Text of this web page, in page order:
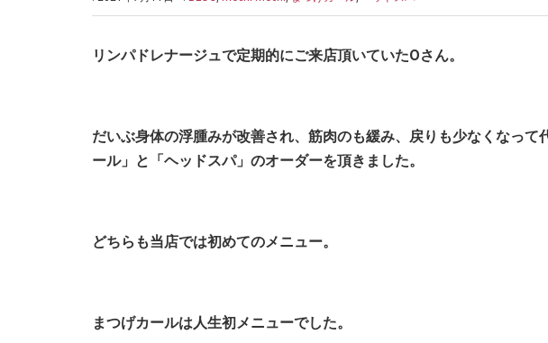
リンパドレナージュで定期的にご来店頂いていたOさん。
だいぶ身体の浮腫みが改善され、筋肉のも緩み、戻りも少なくなっ
ール」と「ヘッドスパ」のオーダーを頂きました。
どちらも当店では初めてのメニュー。
まつげカールは人生初メニューでした。